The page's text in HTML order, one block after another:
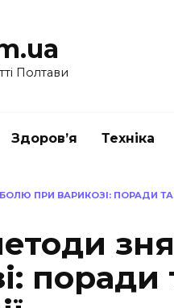
Полтави
Здоров’я Техніка
ПРИ ВАРИКОЗІ: ПОРАДИ
поради